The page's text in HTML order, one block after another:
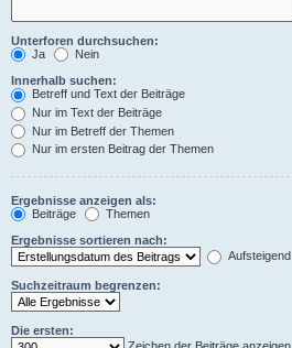
Unterforen durchsuchen:
Ja
Nein
Innerhalb suchen:
Betreff und Text der Beiträge
Nur im Text der Beiträge
Nur im Betreff der Themen
Nur im ersten Beitrag der Themen
Ergebnisse anzeigen als:
Beiträge
Themen
Ergebnisse sortieren nach:
Aufsteigend
Suchzeitraum begrenzen:
Die ersten: